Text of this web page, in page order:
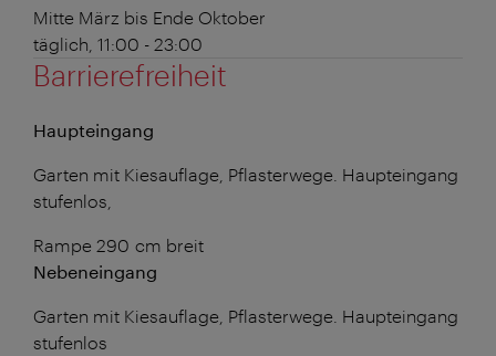
Mitte März bis Ende Oktober
täglich, 11:00 - 23:00
Barrierefreiheit
Haupteingang
Garten mit Kiesauflage, Pflasterwege. Haupteingang
stufenlos,
Rampe 290 cm breit
Nebeneingang
Garten mit Kiesauflage, Pflasterwege. Haupteingang
stufenlos